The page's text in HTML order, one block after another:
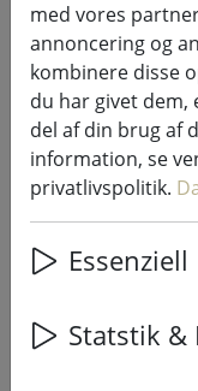
skinnende
47% DISCOUNT
med vores
annoncering og
kombinere disse
du har givet dem,
del af din brug af
information, se
privatlivspolitik.
Essenziell
Statstik &